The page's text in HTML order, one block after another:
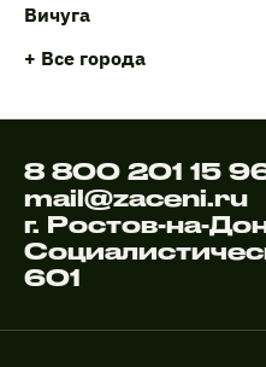
Вичуга
+ Все города
8 800 201 15
mail@zaceni.ru
г. Ростов-на-
601